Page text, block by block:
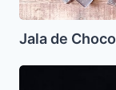
Jala de
Pizza